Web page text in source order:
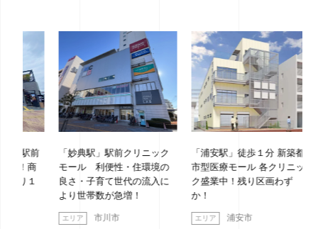
「妙典駅」駅前クリニック
モール 利便性・住環境の
良さ・子育て世代の流入に
より世帯数が急増！
市川市
「浦安駅」徒歩１分 新築都
市型医療モール 各クリニッ
ク盛業中！残り区画わず
浦安市
「
ッ